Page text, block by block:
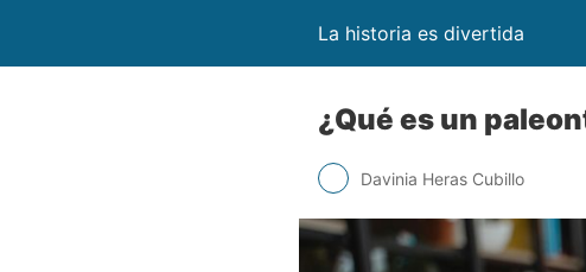
La historia es divertida
¿Qué es un
Davinia Heras Cubillo